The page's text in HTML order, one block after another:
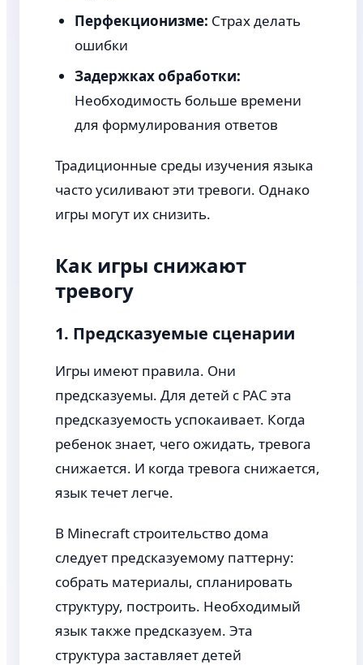
Перфекционизме: Страх делать
ошибки
Задержках обработки:
Необходимость больше времени
для формулирования ответов
Традиционные среды изучения языка
часто усиливают эти тревоги. Однако
игры могут их снизить.
Как игры снижают
тревогу
1. Предсказуемые сценарии
Игры имеют правила. Они
предсказуемы. Для детей с РАС эта
предсказуемость успокаивает. Когда
ребенок знает, чего ожидать, тревога
снижается. И когда тревога снижается,
язык течет легче.
В Minecraft строительство дома
следует предсказуемому паттерну:
собрать материалы, спланировать
структуру, построить. Необходимый
язык также предсказуем. Эта
структура заставляет детей